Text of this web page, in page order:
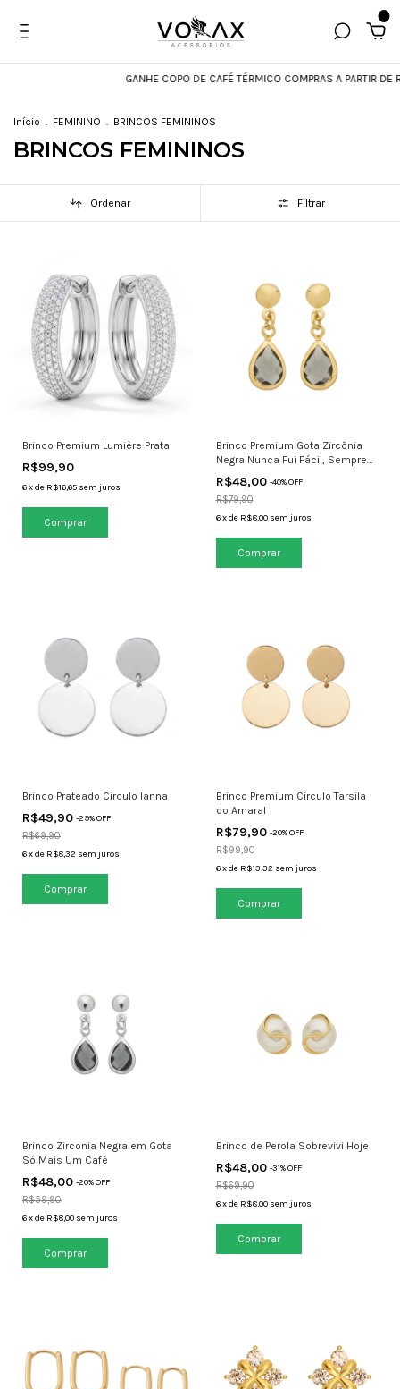
GANHE COPO DE CAFÉ TÉRMICO COMPRAS A PARTIR DE R$599
Início . FEMININO . BRINCOS FEMININOS
BRINCOS FEMININOS
Ordenar Filtrar
Brinco Premium Lumière Prata
R$99,90
6xde R$16,65 sem juros
Brinco Premium Gota Zircônia
Negra Nunca Fui Fácil, Sempre
Fui Única
R$48,00 -40% OFF
R$79,90
6 xde R$8,00 sem juros
Brinco Prateado Circulo Ianna
R$49,90 -29% OFF
R$69,90
6xde R$8,32 sem juros
Brinco Premium Círculo Tarsila
do Amaral
R$79,90 -20% OFF
R$99,90
6 xde R$13,32 sem juros
Brinco Zirconia Negra em Gota
Só Mais Um Café
R$48,00 -20% OFF
R$59,90
6xde R$8,00 sem juros
Brinco de Perola Sobrevivi Hoje
R$48,00 -31% OFF
R$69,90
6 xde R$8,00 sem juros